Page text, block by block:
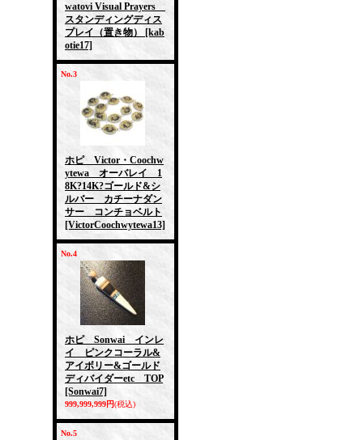
watovi Visual Prayers
スタンディングディス
プレイ（置き物）
[kab
otie17]
No.3
ホピ Victor・Coochw
ytewa オーバレイ 1
8K?14K?ゴールド&シ
ルバー カチーナダン
サー コンチョベルト
[VictorCoochwytewa13]
No.4
ホピ Sonwai インレ
イ ピンクコーラル&
アイボリー&ゴールド
ディバイダーetc TOP
[Sonwai7]
999,999,999円(税込)
No.5